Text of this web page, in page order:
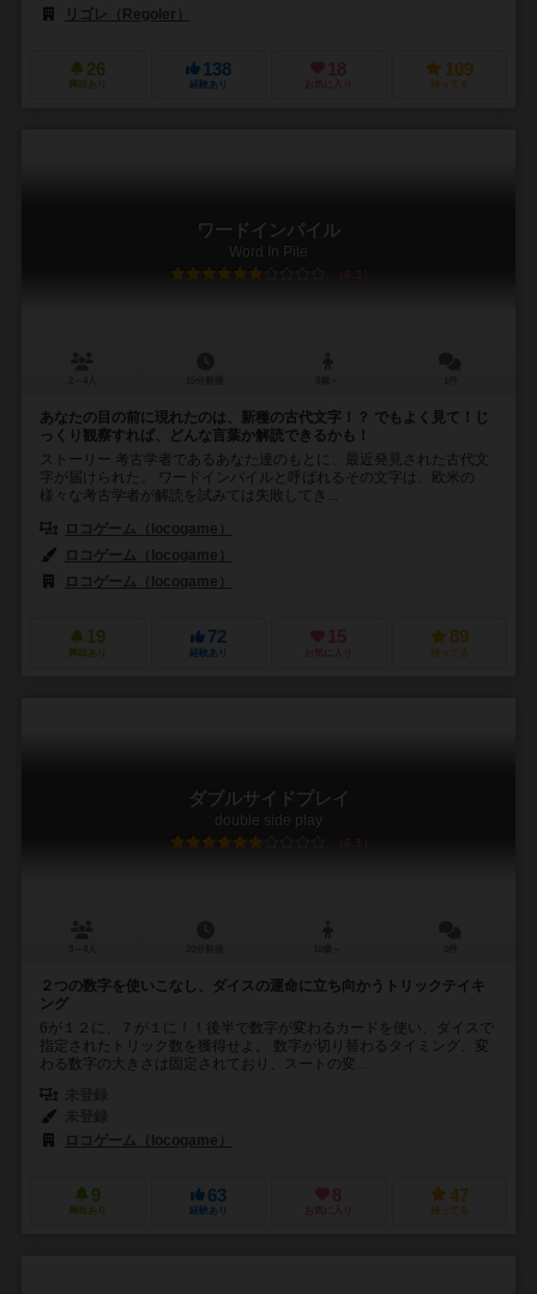
リゴレ（Regoler）
26
興味あり
138
経験あり
18
お気に入り
109
持ってる
ワードインパイル
Word In Pile
6.3
あなたの目の前に現れたのは、新種の古代文字！？ でもよく見て！じ
っくり観察すれば、どんな言葉か解読できるかも！
ストーリー 考古学者であるあなた達のもとに、最近発見された古代文
字が届けられた。 ワードインパイルと呼ばれるその文字は、欧米の
様々な考古学者が解読を試みては失敗してき...
ロコゲーム（locogame）
ロコゲーム（locogame）
ロコゲーム（locogame）
19
興味あり
72
経験あり
15
お気に入り
89
持ってる
ダブルサイドプレイ
double side play
6.1
２つの数字を使いこなし、ダイスの運命に立ち向かうトリックテイキ
ング
6が１２に、７が１に！！後半で数字が変わるカードを使い、ダイスで
指定されたトリック数を獲得せよ。 数字が切り替わるタイミング、変
わる数字の大きさは固定されており、スートの変...
ロコゲーム（locogame）
9
興味あり
63
経験あり
8
お気に入り
47
持ってる